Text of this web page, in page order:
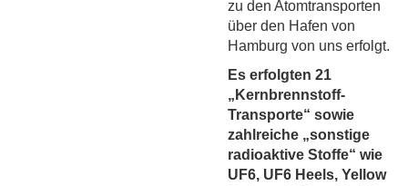
zu den Atomtransporten
über den Hafen von
Hamburg von uns erfolgt.
Es erfolgten 21
„Kernbrennstoff-
Transporte“ sowie
zahlreiche „sonstige
radioaktive Stoffe“ wie
UF6, UF6 Heels, Yellow